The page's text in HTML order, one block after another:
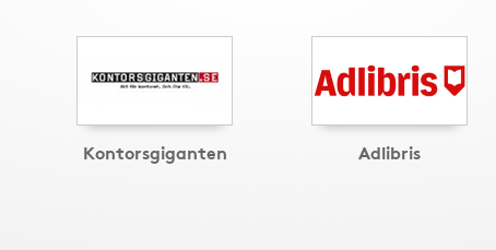
Kontorsgiganten Adlibris